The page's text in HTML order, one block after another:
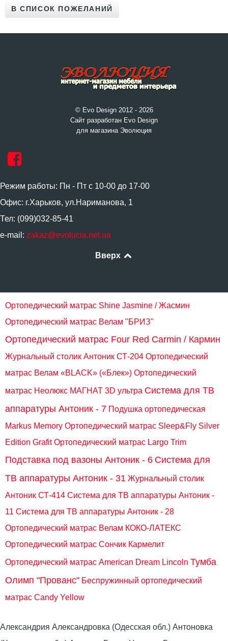
© Evo Design 2012 - 2026
Сайт разработан Evo Design
для магазина Эволюция
Режим работы: Пн - Пт с 10-00 до 17-00
Офис: г.Харьков, ул.Нариманова, 1
Тел: (099)032-85-41
e-mail: zakaz@evolucia.net.ua
Вверх
Ортопедический матрас Shine Jasmine / Жасмин
Ортопедический матрас Велам "БРИЗ"
Ортопедический матрас Four Red Carmin / Кармин
Журнальный столик Антоник СТ-204 Ортопедический
матрас Велам «BLACK» («Блек») Ортопедический
матрас Неолюкс МАГНАТ 3D ультра Система для ТВ
аппаратуры Антоник - 7 Подушка ортопедическая
Markus Memory Ортопедический матрас Sleep&Fly Silver
Edition Grafit Ортопедический матрас Largo Trim
Подставка под вазоны Антоник - 6 Система для
ТВ аппаратуры Антоник - 31 Журнальный столик
Антоник СТ-414 Система для ТВ аппаратуры Антоник -
11 Система для ТВ аппаратуры Антоник - 28
Ортопедический матрас Велам КОКО-ЛАТЕКС
Ортопедический матрас Сончик Кармелит
Ортопедический матрас American Dream Lincoln Тумба
Олимп "Прованс" Беспружинный ортопедический
матрас Candy Yellow
Александрия Александровка (Одесская обл.) Антоновка